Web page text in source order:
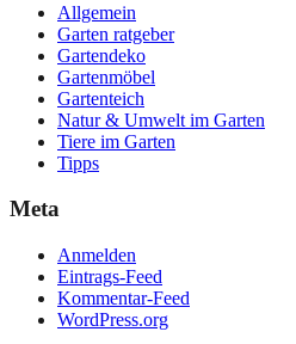
Allgemein
Garten ratgeber
Gartendeko
Gartenmöbel
Gartenteich
Natur & Umwelt im Garten
Tiere im Garten
Tipps
Meta
Anmelden
Eintrags-Feed
Kommentar-Feed
WordPress.org